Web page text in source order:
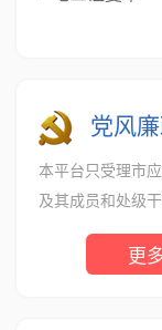
党风
本平台只受理市
及其成员和处级
更